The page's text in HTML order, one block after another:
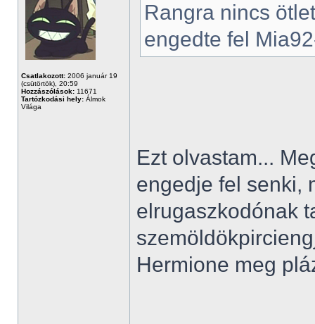
Csatlakozott: 2006 január 19
(csütörtök), 20:59
Hozzászólások: 11671
Tartózkodási hely: Álmok
Világa
Rangra nincs
engedte fel
Ezt olvastam...
engedje fel senki,
elrugaszkodónak
Hermione meg